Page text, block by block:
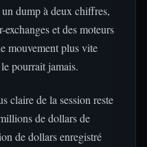
dump à deux chiffres,
et des moteurs
mouvement plus vite
pourrait jamais.
claire de la session reste
de dollars de
de dollars enregistré